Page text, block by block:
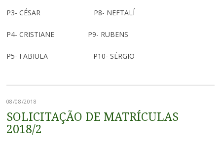
P3- CÉSAR P8- NEFTALÍ
P4- CRISTIANE P9- RUBENS
P5- FABIULA P10- SÉRGIO
08/08/2018
SOLICITAÇÃO DE MATRÍCULAS
2018/2